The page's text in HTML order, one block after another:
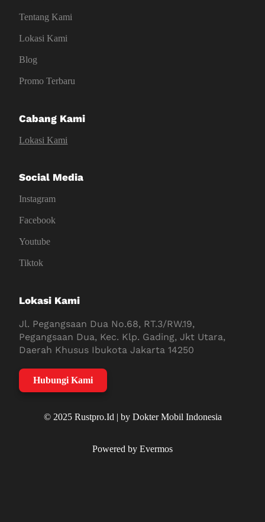
Tentang Kami
Lokasi Kami
Blog
Promo Terbaru
Cabang Kami
Lokasi Kami
Social Media
Instagram
Facebook
Youtube
Tiktok
Lokasi Kami
Jl. Pegangsaan Dua No.68, RT.3/RW.19,
Pegangsaan Dua, Kec. Klp. Gading, Jkt Utara,
Daerah Khusus Ibukota Jakarta 14250
Hubungi Kami
© 2025 Rustpro.Id | by Dokter Mobil Indonesia
Powered by Evermos